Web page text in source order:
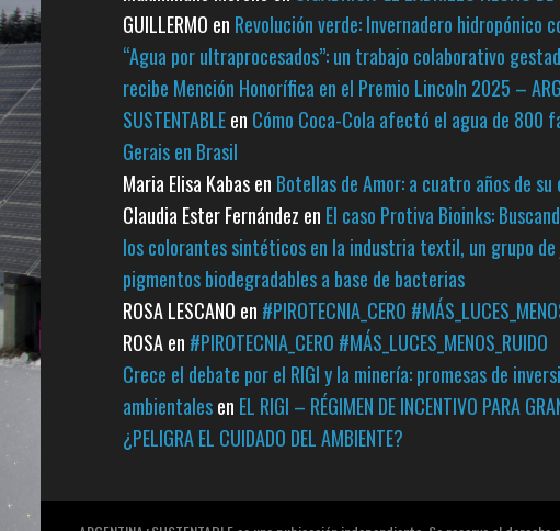
GUILLERMO en Revolución verde: Invernadero hidropónico
“Agua por ultraprocesados”: un trabajo colaborativo
recibe Mención Honorífica en el Premio Lincoln 2025 –
SUSTENTABLEen Cómo Coca-Cola afectó el agua de 800
Gerais en Brasil
Maria Elisa Kabasen Botellas de Amor: a cuatro años de su
Claudia Ester Fernández en El caso Protiva Bioinks:
los colorantes sintéticos en la industria textil, un grupo de
pigmentos biodegradables a base de bacterias
ROSA LESCANO en #PIROTECNIA_CERO
ROSAen #PIROTECNIA_CERO #MÁS_LUCES_MENOS_RUIDO
Crece el debate por el RIGI y la minería: promesas de
ambientalesen EL RIGI – RÉGIMEN DE INCENTIVO PARA
¿PELIGRA EL CUIDADO DEL AMBIENTE?